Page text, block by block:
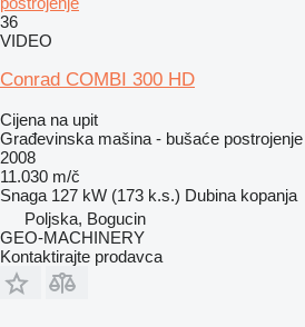
36
VIDEO
Conrad COMBI 300 HD
Cijena na upit
Građevinska mašina - bušaće postrojenje
2008
11.030 m/č
Snaga 127 kW (173 k.s.) Dubina kopanja
Poljska, Bogucin
GEO-MACHINERY
Kontaktirajte prodavca